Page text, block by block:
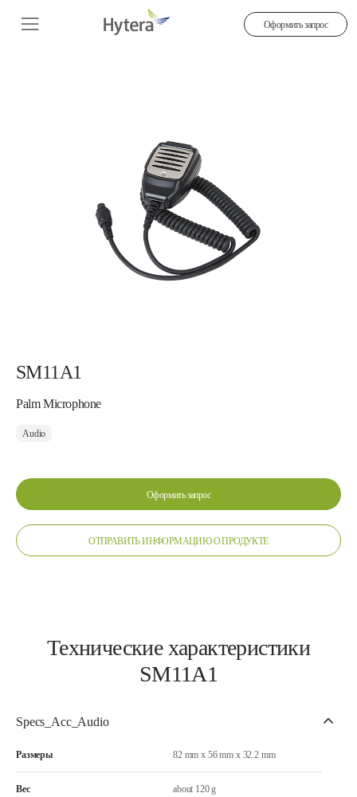
Оформить запрос
SM11A1
Palm Microphone
Audio
Оформить запрос
ОТПРАВИТЬ ИНФОРМАЦИЮ О ПРОДУКТЕ
Технические характеристики
SM11A1
Specs_Acc_Audio
Размеры 82 mm x 56 mm x 32.2 mm
Вес about 120 g